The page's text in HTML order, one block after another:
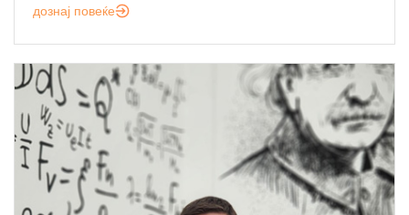
дознај повеќе